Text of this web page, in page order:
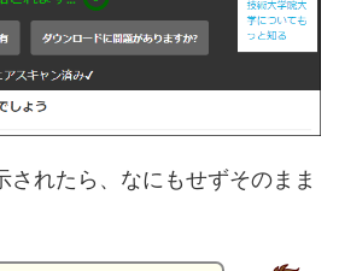
されたら、なにもせずそのまま